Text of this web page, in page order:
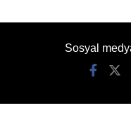
Sosyal